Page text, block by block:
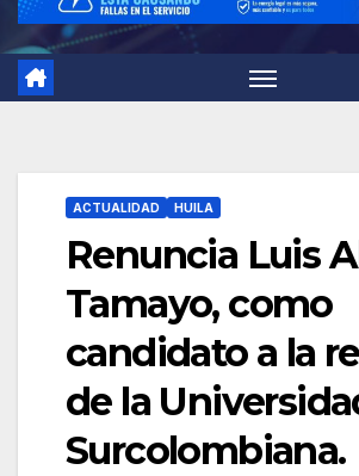
ACTUALIDAD HUILA
Renuncia Luis
Tamayo, como
candidato a la
de la
Surcolombiana.